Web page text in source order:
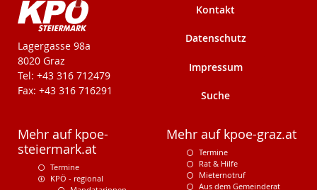
KPÖ-Steiermark
Lagergasse 98a
8020 Graz
Tel: +43 316 712479
Fax: +43 316 716291
Kontakt
Datenschutz
Impressum
Suche
Mehr auf kpoe-
steiermark.at
Termine
KPÖ - regional
Mehr auf kpoe-graz.at
Termine
Rat & Hilfe
Mieternotruf
Aus dem Gemeinderat